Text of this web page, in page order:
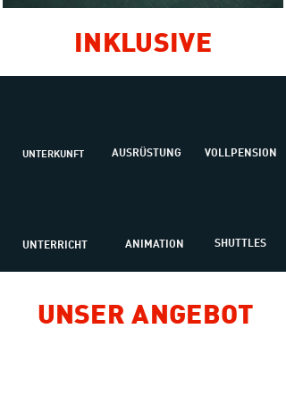
INKLUSIVE
UNTERKUNFT VOLLPENSION
AUSRÜSTUNG
UNTERRICHT SHUTTLES
ANIMATION
UNSER ANGEBOT